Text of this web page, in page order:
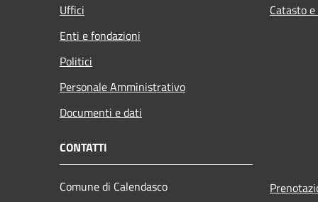
Uffici
Enti e fondazioni
Politici
Personale Amministrativo
Documenti e dati
Catasto
CONTATTI
Comune di Calendasco